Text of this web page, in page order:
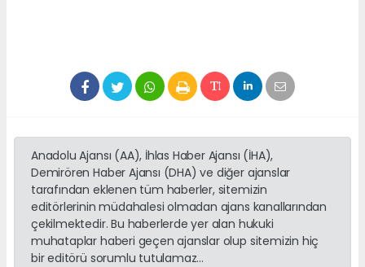
Anadolu Ajansı (AA), İhlas Haber Ajansı (İHA),
Demirören Haber Ajansı (DHA) ve diğer ajanslar
tarafından eklenen tüm haberler, sitemizin
editörlerinin müdahalesi olmadan ajans kanallarından
çekilmektedir. Bu haberlerde yer alan hukuki
muhataplar haberi geçen ajanslar olup sitemizin hiç
bir editörü sorumlu tutulamaz...